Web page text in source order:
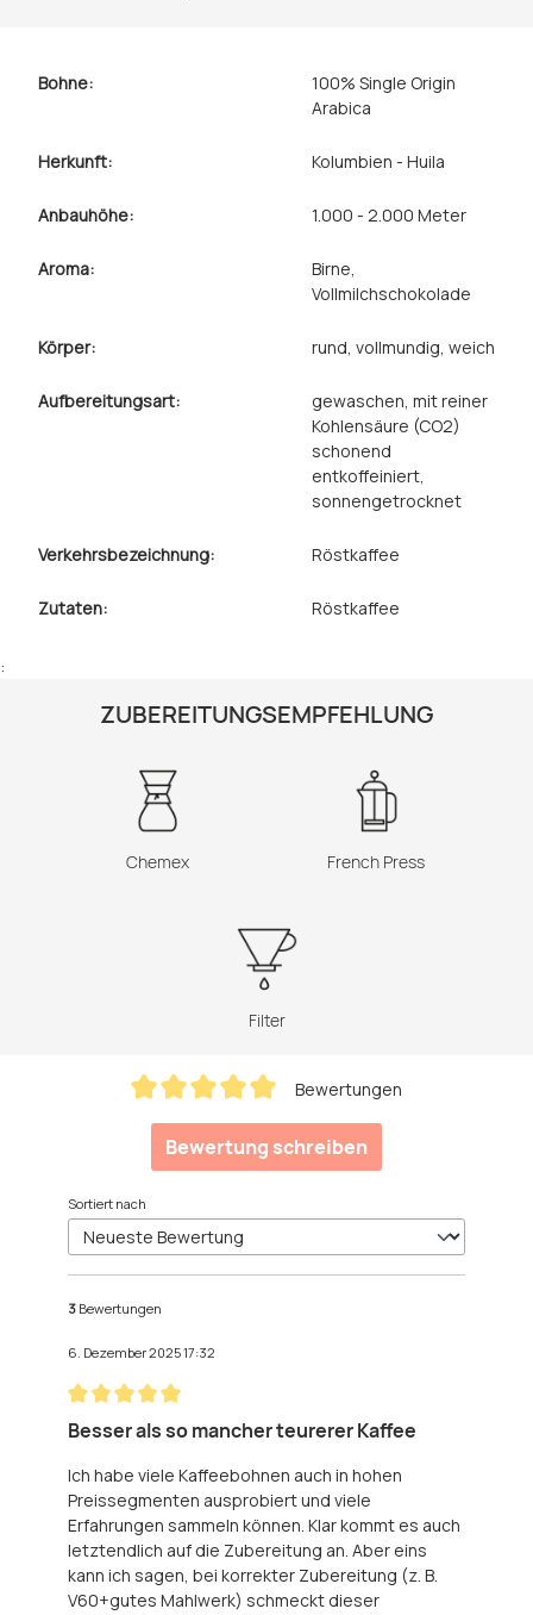
Bohne:
100% Single Origin
Arabica
Herkunft: Kolumbien - Huila
Anbauhöhe: 1.000 - 2.000 Meter
Aroma: Birne,
Vollmilchschokolade
Körper: rund, vollmundig, weich
Aufbereitungsart: gewaschen, mit reiner
Kohlensäure (CO2)
schonend
entkoffeiniert,
sonnengetrocknet
Verkehrsbezeichnung: Röstkaffee
Zutaten: Röstkaffee
:
ZUBEREITUNGSEMPFEHLUNG
Chemex French Press
Filter
Bewertungen
Bewertung schreiben
Sortiert nach
3 Bewertungen
6. Dezember 2025 17:32
Bewertung mit 5 von 5 Sternen
Besser als so mancher teurerer Kaffee
Ich habe viele Kaffeebohnen auch in hohen
Preissegmenten ausprobiert und viele
Erfahrungen sammeln können. Klar kommt es auch
letztendlich auf die Zubereitung an. Aber eins
kann ich sagen, bei korrekter Zubereitung (z. B.
V60+gutes Mahlwerk) schmeckt dieser